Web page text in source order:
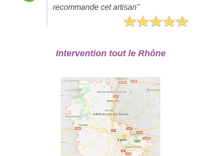
recommande cet artisan"
Intervention tout le Rhône